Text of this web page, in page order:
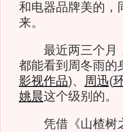
和电器品牌美的，
来。
最近两三个月，
都能看到周冬雨的
影视作品)、 周迅(
姚晨这个级别的。
凭借《山楂树之